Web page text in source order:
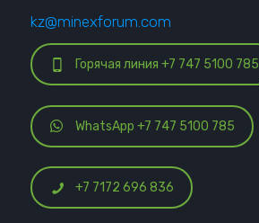
kz@minexforum.com
Горячая линия +7 747 5100 785
WhatsApp +7 747 5100 785
+7 7172 696 836